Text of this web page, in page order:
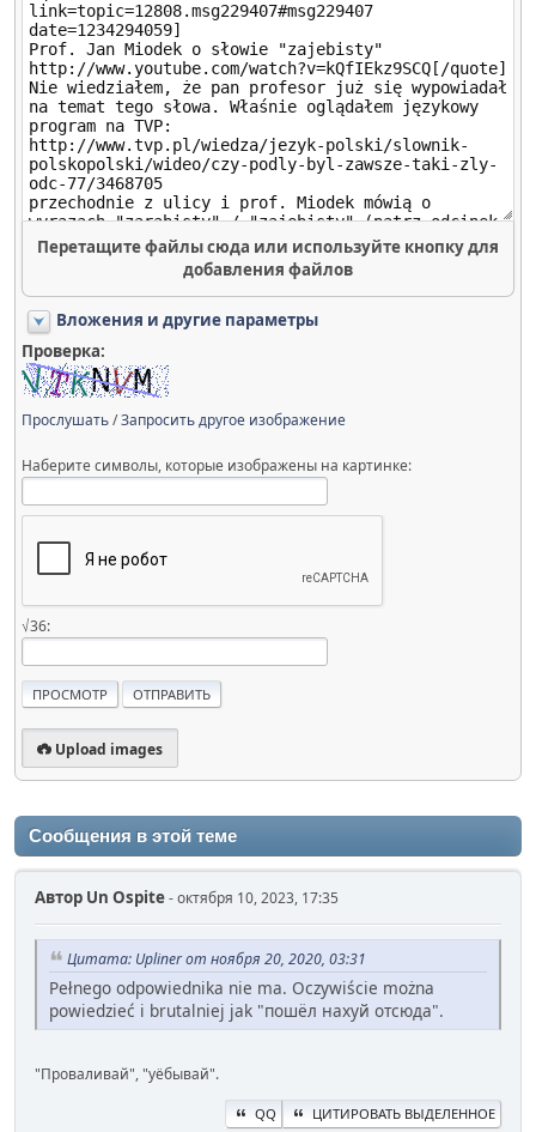
Перетащите файлы сюда или используйте кнопку для
добавления файлов
Вложения и другие параметры
Проверка:
Прослушать/Запросить другое изображение
Наберите символы, которые изображены на картинке:
√36:
Upload images
Сообщения в этой теме
Автор Un Ospite- октября 10, 2023, 17:35
Цитата: Upliner от ноября 20, 2020, 03:31
Pełnego odpowiednika nie ma. Oczywiście można
powiedzieć i brutalniej jak "пошёл нахуй отсюда".
"Проваливай", "уёбывай".
QQ ЦИТИРОВАТЬ ВЫДЕЛЕННОЕ